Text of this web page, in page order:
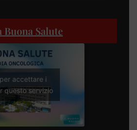
Buona Salute
accettare i
questo servizio